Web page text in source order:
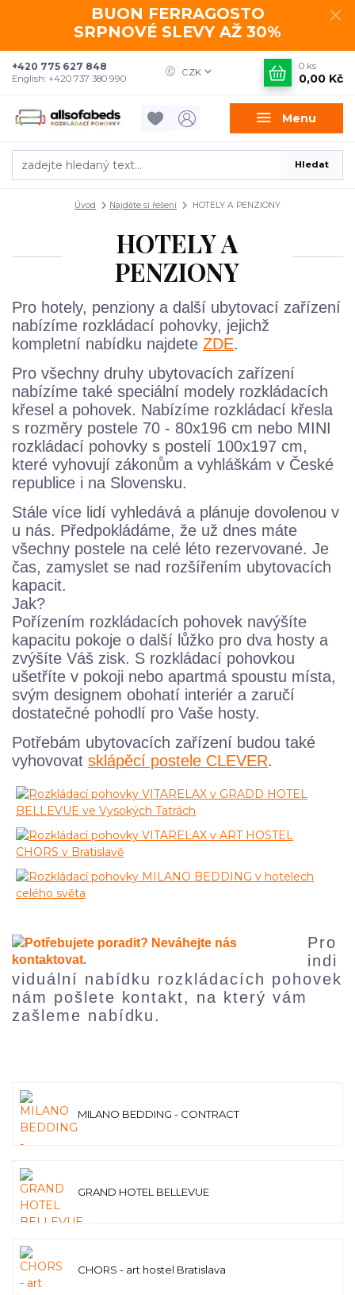
BUON FERRAGOSTO
SRPNOVÉ SLEVY AŽ 30%
Menu
CZK
Hledat
+420 775 627 848
English: +420 737 380 990
0 ks
0,00 Kč
Úvod Najděte si řešení HOTELY A PENZIONY
HOTELY A
PENZIONY
Pro hotely, penziony a další ubytovací zařízení
nabízíme rozkládací pohovky, jejichž
kompletní nabídku najdete ZDE.
Pro všechny druhy ubytovacích zařízení
nabízíme také speciální modely rozkládacích
křesel a pohovek. Nabízíme rozkládací křesla
s rozměry postele 70 - 80x196 cm nebo MINI
rozkládací pohovky s postelí 100x197 cm,
které vyhovují zákonům a vyhláškám v České
republice i na Slovensku.
Stále více lidí vyhledává a plánuje dovolenou v
u nás. Předpokládáme, že už dnes máte
všechny postele na celé léto rezervované. Je
čas, zamyslet se nad rozšířením ubytovacích
kapacit.
Jak?
Pořízením rozkládacích pohovek navýšíte
kapacitu pokoje o další lůžko pro dva hosty a
zvýšíte Váš zisk. S rozkládací pohovkou
ušetříte v pokoji nebo apartmá spoustu místa,
svým designem obohatí interiér a zaručí
dostatečné pohodlí pro Vaše hosty.
Potřebám ubytovacích zařízení budou také
vyhovovat sklápěcí postele CLEVER.
Pro
indi
viduální nabídku rozkládacích pohovek
nám pošlete kontakt, na který vám
zašleme nabídku.
MILANO BEDDING - CONTRACT
GRAND HOTEL BELLEVUE
CHORS - art hostel Bratislava